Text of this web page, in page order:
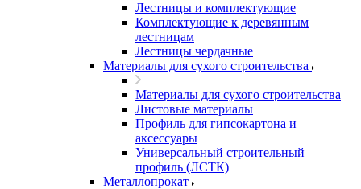
Лестницы и комплектующие
Комплектующие к деревянным
лестницам
Лестницы чердачные
Материалы для сухого строительства
Материалы для сухого строительства
Листовые материалы
Профиль для гипсокартона и
аксессуары
Универсальный строительный
профиль (ЛСТК)
Металлопрокат